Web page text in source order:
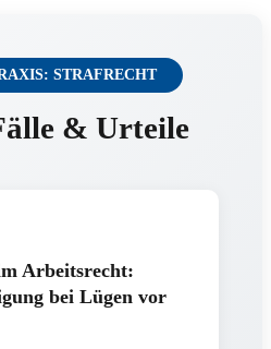
STRAFRECHT
& Urteile
Arbeitsrecht:
bei Lügen vor